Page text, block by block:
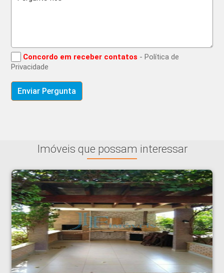
Concordo em receber contatos - Política de
Privacidade
Imóveis que possam interessar
Casa Condomínio - Bonfim Paulista - Ribeirão Preto